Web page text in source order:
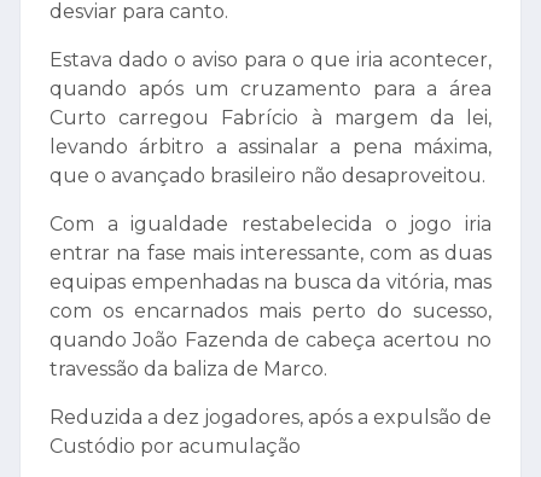
desviar para canto.
Estava dado o aviso para o que iria acontecer,
quando após um cruzamento para a área
Curto carregou Fabrício à margem da lei,
levando árbitro a assinalar a pena máxima,
que o avançado brasileiro não desaproveitou.
Com a igualdade restabelecida o jogo iria
entrar na fase mais interessante, com as duas
equipas empenhadas na busca da vitória, mas
com os encarnados mais perto do sucesso,
quando João Fazenda de cabeça acertou no
travessão da baliza de Marco.
Reduzida a dez jogadores, após a expulsão de
Custódio por acumulação